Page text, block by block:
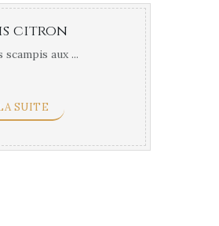
citron
aux ...
SUITE